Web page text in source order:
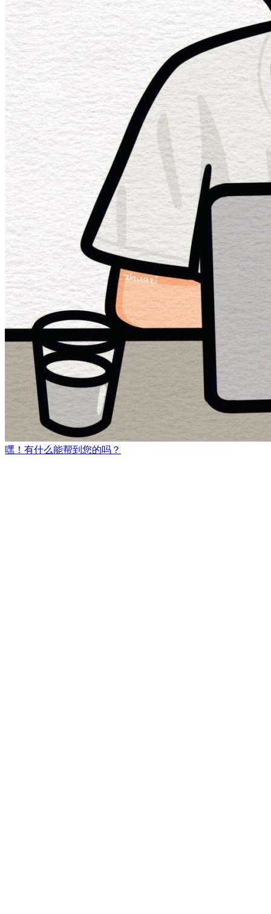
嘿！有什么能帮到您的吗？